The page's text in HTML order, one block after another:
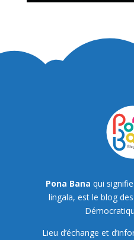
Pona Bana qui signifie
lingala, est le blog
Lieu d’échange et